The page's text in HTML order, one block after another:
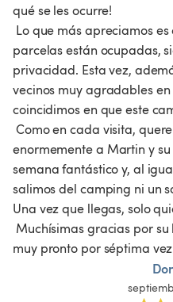
qué se les ocurre!
parcelas están ocupadas,
privacidad. Esta vez,
vecinos muy agradables en
coincidimos en que este
enormemente a Martin y
semana fantástico y, al
salimos del camping ni un
Una vez que llegas, solo
muy pronto por séptima